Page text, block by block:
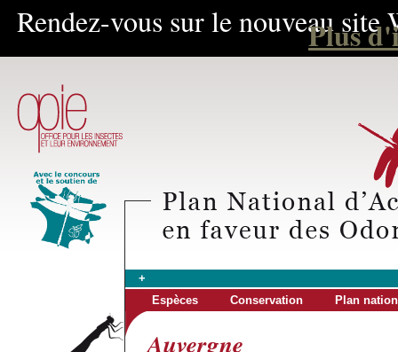
Rendez-vous sur le nouveau
Plus
+
Espèces
Conservation Plan
Auvergne